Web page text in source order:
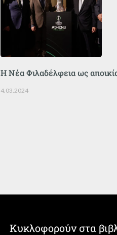
Η Νέα Φιλαδέλφεια ως
4.03.2024
Κυκλοφορούν στα